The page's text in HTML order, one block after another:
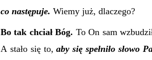
co następuje. Wiemy już, dlaczego?
Bo tak chciał Bóg. To On sam
A stało się to,aby się spełniło słowo